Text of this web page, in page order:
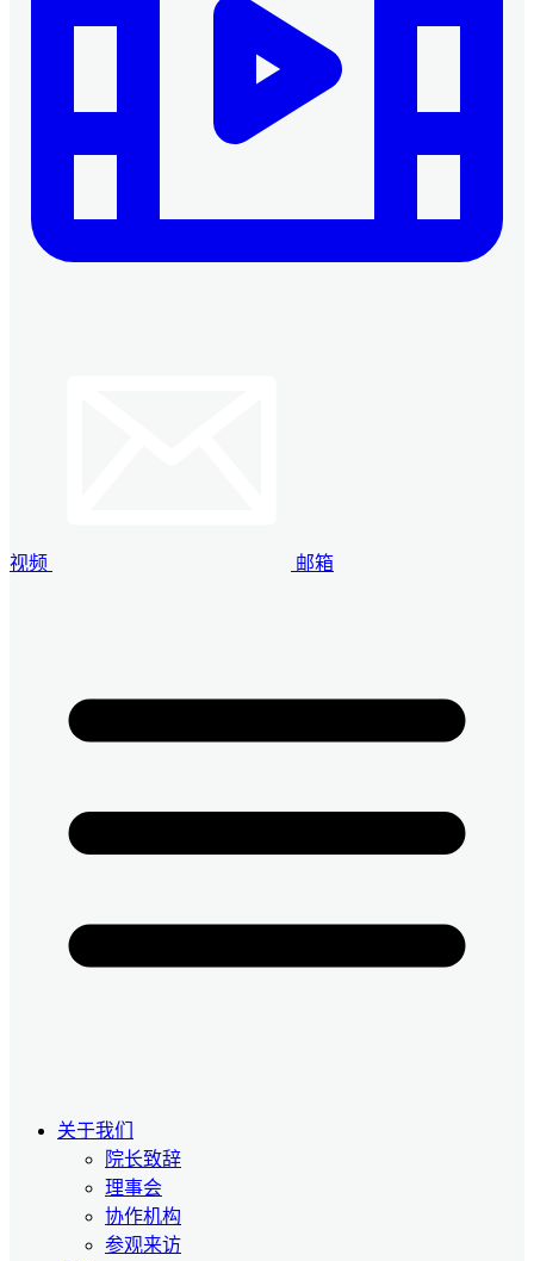
视频 邮箱
关于我们
院长致辞
理事会
协作机构
参观来访